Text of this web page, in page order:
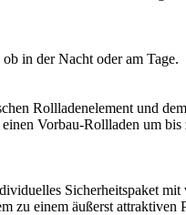
in der Nacht oder am Tage.
Rollladenelement und
Vorbau-Rollladen um
Sicherheitspaket mit
zu einem äußerst